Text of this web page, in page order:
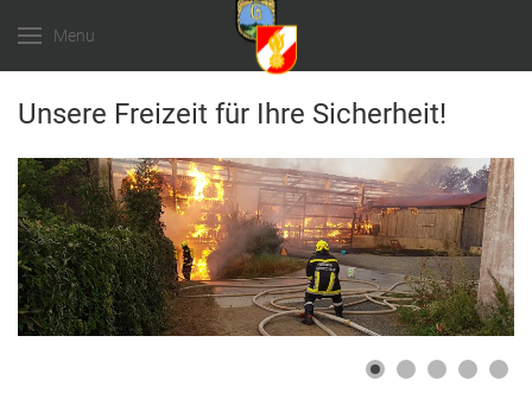
Menu
Unsere Freizeit für Ihre Sicherheit!